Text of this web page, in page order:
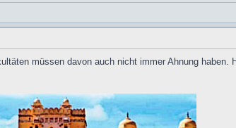
müssen davon auch nicht immer Ahnung haben.